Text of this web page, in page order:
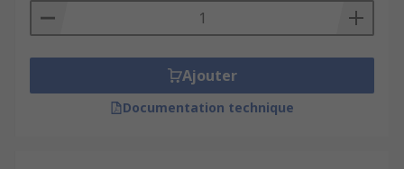
Ajouter
Documentation technique